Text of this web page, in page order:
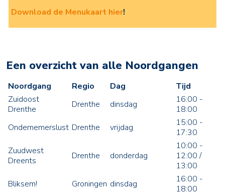
Download de Menukaart hier!
Een overzicht van alle Noordgangen
Noordgang Regio Dag
Tijd
Zuidoost
Drenthe
Drenthe dinsdag
16:00 -
18:00
Ondernemerslust Drenthe vrijdag
15:00 -
17:30
Zuudwest
Dreents
Drenthe donderdag
10:00 -
12:00 /
13:00
Bliksem!
Groningen dinsdag
16:00 -
18:00